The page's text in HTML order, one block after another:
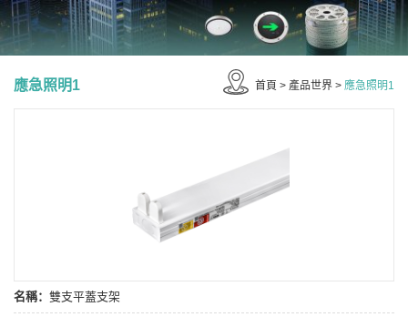
應急照明1 首頁 > 產品世界 > 應急照明1
名稱： 雙支平蓋支架